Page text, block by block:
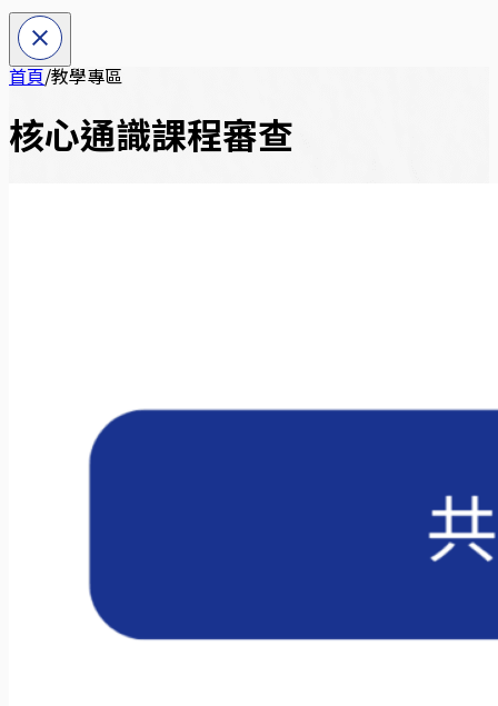
首頁/教學專區
核心通識課程審查